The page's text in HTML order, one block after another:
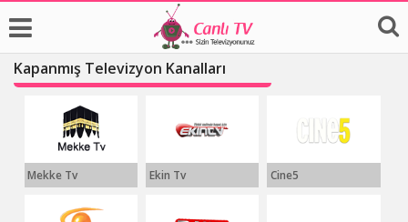
Kapanmış Televizyon Kanalları
Mekke Tv Ekin Tv Cine5